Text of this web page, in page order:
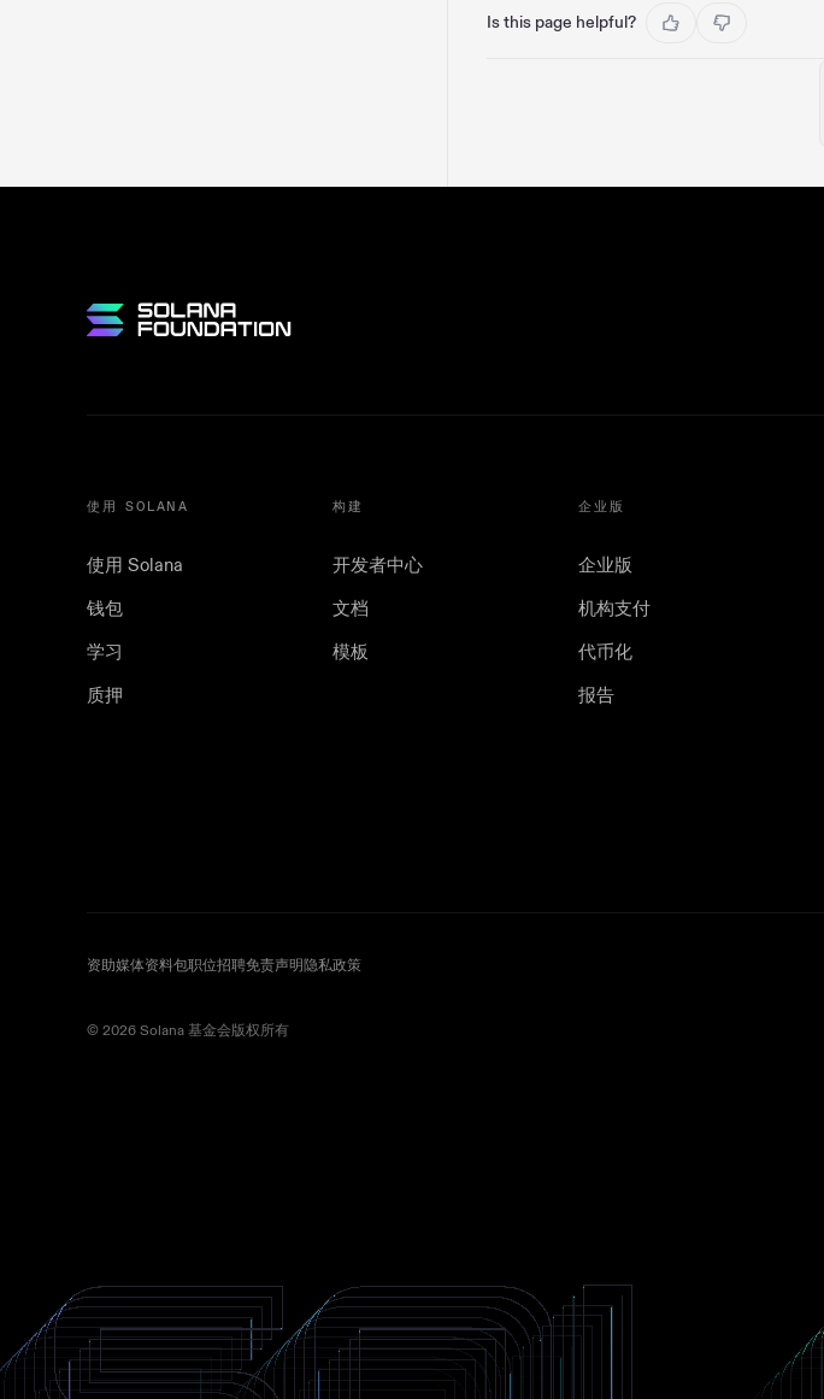
Is this page helpful?
使用 SOLANA
使用 Solana
钱包
学习
质押
构建
开发者中心
文档
模板
企业版
企业版
机构支付
代币化
报告
资助媒体资料包职位招聘免责声明隐私政策
©️ 2026 Solana 基金会版权所有